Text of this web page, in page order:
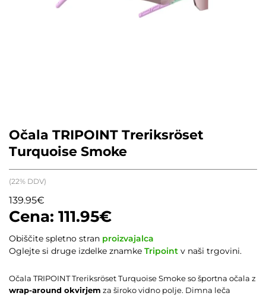
Očala TRIPOINT Treriksröset
Turquoise Smoke
111.95€
139.95€
(22% DDV)
Očala TRIPOINT Treriksröset Turquoise Smoke so športna očala z
wrap-around okvirjem za široko vidno polje. Dimna leča
Obiščite spletno stran proizvajalca
Oglejte si druge izdelke znamke Tripoint v naši trgovini.